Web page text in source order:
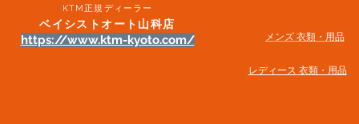
KTM正規ディーラー
ベイシストオート山科店
https://www.ktm-kyoto.com/ メンズ 衣類・用品
​レディース 衣類・用品